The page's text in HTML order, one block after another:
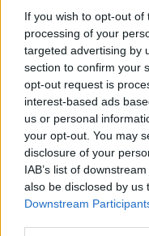
If you wish to opt-out
processing of your
targeted advertising by
section to confirm your
opt-out request is
interest-based ads
us or personal
your opt-out. You may
disclosure of your
IAB’s list of
also be disclosed by us
Downstream
​L’Australiana
Le stelle del jazz
Vita & morte
Auguri
Moro
Passanti
Continuando, la nonna
Metaverso smart
Fiamme
Anzi
Confessioni
Utopie
Estate
Il lago